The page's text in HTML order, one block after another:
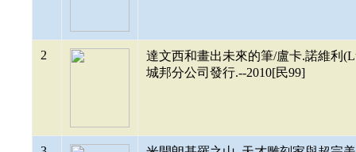
2
達文西和畫出未來的筆/盧卡.諾維利
城邦分公司發行.--2010[民99]